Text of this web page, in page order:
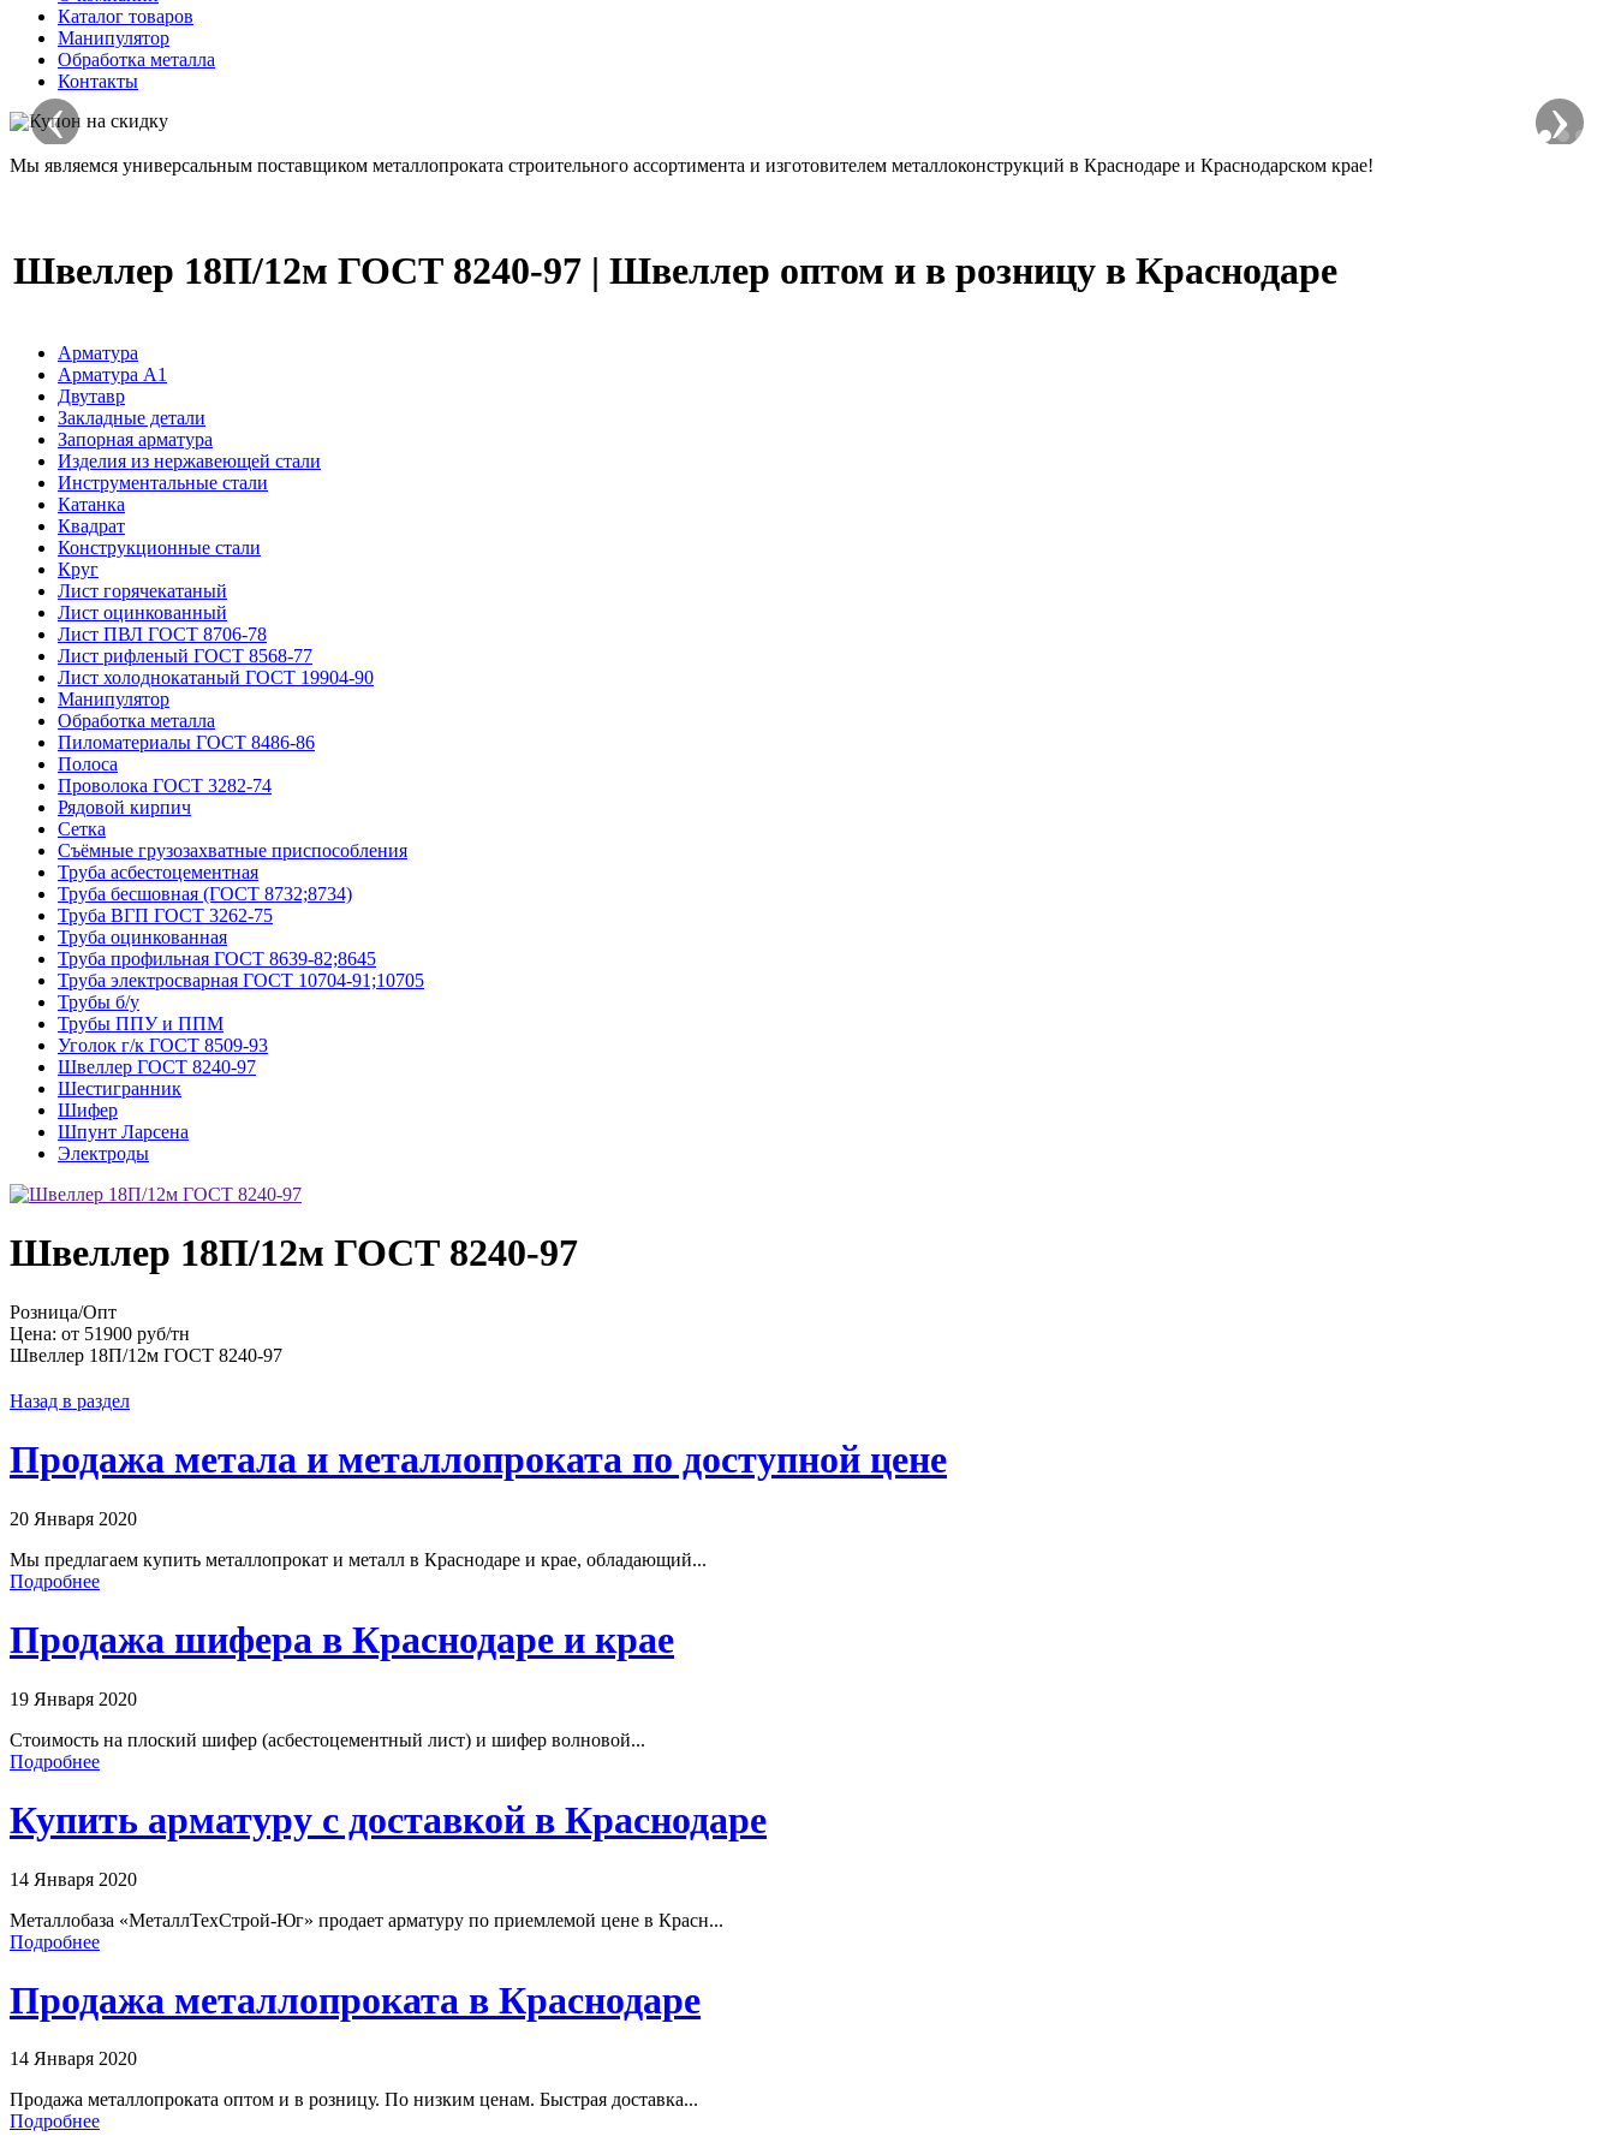
Каталог товаров
Манипулятор
Обработка металла
Контакты
‹ ›
Мы являемся универсальным поставщиком металлопроката строительного ассортимента и изготовителем металлоконструкций в Краснодаре и Краснодарском крае!
Швеллер 18П/12м ГОСТ 8240-97 | Швеллер оптом и в розницу в Краснодаре
Арматура
Арматура A1
Двутавр
Закладные детали
Запорная арматура
Изделия из нержавеющей стали
Инструментальные стали
Катанка
Квадрат
Конструкционные стали
Круг
Лист горячекатаный
Лист оцинкованный
Лист ПВЛ ГОСТ 8706-78
Лист рифленый ГОСТ 8568-77
Лист холоднокатаный ГОСТ 19904-90
Манипулятор
Обработка металла
Пиломатериалы ГОСТ 8486-86
Полоса
Проволока ГОСТ 3282-74
Рядовой кирпич
Сетка
Съёмные грузозахватные приспособления
Труба асбестоцементная
Труба бесшовная (ГОСТ 8732;8734)
Труба ВГП ГОСТ 3262-75
Труба оцинкованная
Труба профильная ГОСТ 8639-82;8645
Труба электросварная ГОСТ 10704-91;10705
Трубы б/у
Трубы ППУ и ППМ
Уголок г/к ГОСТ 8509-93
Швеллер ГОСТ 8240-97
Шестигранник
Шифер
Шпунт Ларсена
Электроды
Швеллер 18П/12м ГОСТ 8240-97
Розница/Опт
Цена: от 51900 руб/тн
Швеллер 18П/12м ГОСТ 8240-97
Назад в раздел
Продажа метала и металлопроката по доступной цене
20 Января 2020
Мы предлагаем купить металлопрокат и металл в Краснодаре и крае, обладающий...
Подробнее
Продажа шифера в Краснодаре и крае
19 Января 2020
Стоимость на плоский шифер (асбестоцементный лист) и шифер волновой...
Подробнее
Купить арматуру с доставкой в Краснодаре
14 Января 2020
Металлобаза «МеталлТехСтрой-Юг» продает арматуру по приемлемой цене в Красн...
Подробнее
Продажа металлопроката в Краснодаре
14 Января 2020
Продажа металлопроката оптом и в розницу. По низким ценам. Быстрая доставка...
Подробнее